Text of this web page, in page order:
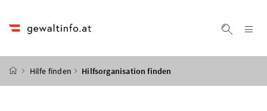
Startseite
Hilfe finden Hilfsorganisation finden